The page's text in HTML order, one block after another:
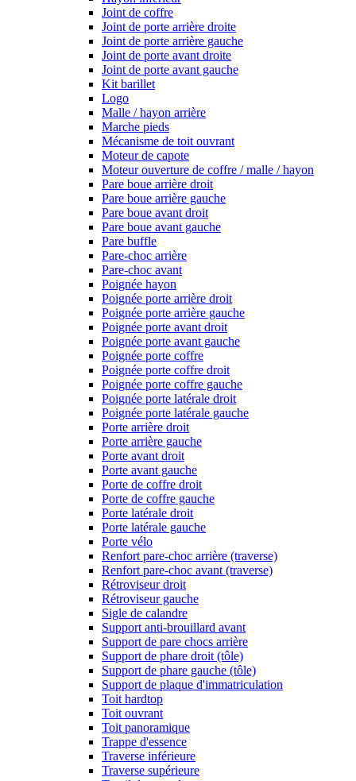
Joint de coffre
Joint de porte arrière droite
Joint de porte arrière gauche
Joint de porte avant droite
Joint de porte avant gauche
Kit barillet
Logo
Malle / hayon arrière
Marche pieds
Mécanisme de toit ouvrant
Moteur de capote
Moteur ouverture de coffre / malle / hayon
Pare boue arrière droit
Pare boue arrière gauche
Pare boue avant droit
Pare boue avant gauche
Pare buffle
Pare-choc arrière
Pare-choc avant
Poignée hayon
Poignée porte arrière droit
Poignée porte arrière gauche
Poignée porte avant droit
Poignée porte avant gauche
Poignée porte coffre
Poignée porte coffre droit
Poignée porte coffre gauche
Poignée porte latérale droit
Poignée porte latérale gauche
Porte arrière droit
Porte arrière gauche
Porte avant droit
Porte avant gauche
Porte de coffre droit
Porte de coffre gauche
Porte latérale droit
Porte latérale gauche
Porte vélo
Renfort pare-choc arrière (traverse)
Renfort pare-choc avant (traverse)
Rétroviseur droit
Rétroviseur gauche
Sigle de calandre
Support anti-brouillard avant
Support de pare chocs arrière
Support de phare droit (tôle)
Support de phare gauche (tôle)
Support de plaque d'immatriculation
Toit hardtop
Toit ouvrant
Toit panoramique
Trappe d'essence
Traverse inférieure
Traverse supérieure